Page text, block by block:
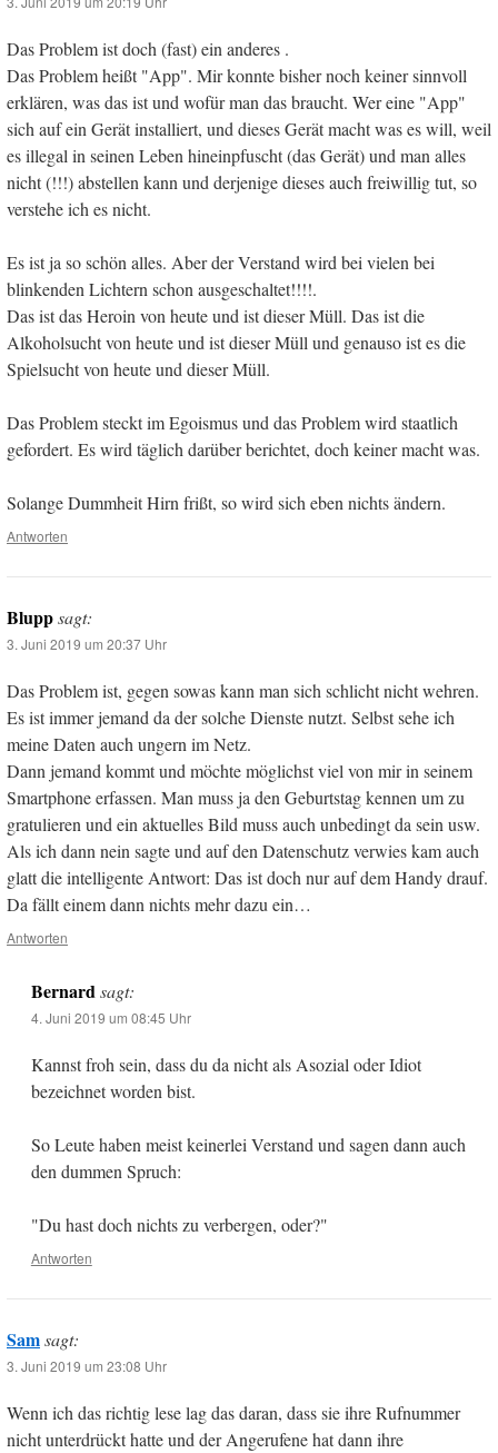
Das Problem ist doch (fast) ein anderes .
Das Problem heißt "App". Mir konnte bisher noch keiner sinnvoll
erklären, was das ist und wofür man das braucht. Wer eine "App"
sich auf ein Gerät installiert, und dieses Gerät macht was es will, weil
es illegal in seinen Leben hineinpfuscht (das Gerät) und man alles
nicht (!!!) abstellen kann und derjenige dieses auch freiwillig tut, so
verstehe ich es nicht.
Es ist ja so schön alles. Aber der Verstand wird bei vielen bei
blinkenden Lichtern schon ausgeschaltet!!!!.
Das ist das Heroin von heute und ist dieser Müll. Das ist die
Alkoholsucht von heute und ist dieser Müll und genauso ist es die
Spielsucht von heute und dieser Müll.
Das Problem steckt im Egoismus und das Problem wird staatlich
gefordert. Es wird täglich darüber berichtet, doch keiner macht was.
Solange Dummheit Hirn frißt, so wird sich eben nichts ändern.
Antworten
Bluppsagt:
3. Juni 2019 um 20:37 Uhr
Das Problem ist, gegen sowas kann man sich schlicht nicht wehren.
Es ist immer jemand da der solche Dienste nutzt. Selbst sehe ich
meine Daten auch ungern im Netz.
Dann jemand kommt und möchte möglichst viel von mir in seinem
Smartphone erfassen. Man muss ja den Geburtstag kennen um zu
gratulieren und ein aktuelles Bild muss auch unbedingt da sein usw.
Als ich dann nein sagte und auf den Datenschutz verwies kam auch
glatt die intelligente Antwort: Das ist doch nur auf dem Handy drauf.
Da fällt einem dann nichts mehr dazu ein…
Antworten
Bernard sagt:
4. Juni 2019 um 08:45 Uhr
Kannst froh sein, dass du da nicht als Asozial oder Idiot
bezeichnet worden bist.
So Leute haben meist keinerlei Verstand und sagen dann auch
den dummen Spruch:
"Du hast doch nichts zu verbergen, oder?"
Antworten
Samsagt:
3. Juni 2019 um 23:08 Uhr
Wenn ich das richtig lese lag das daran, dass sie ihre Rufnummer
nicht unterdrückt hatte und der Angerufene hat dann ihre